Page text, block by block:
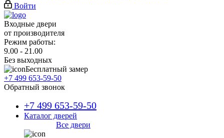
Войти
Входные двери
от производителя
Режим работы:
9.00 - 21.00
Без выходных
Бесплатный замер
+7 499 653-59-50
Обратный звонок
+7 499 653-59-50
Каталог дверей
Все двери